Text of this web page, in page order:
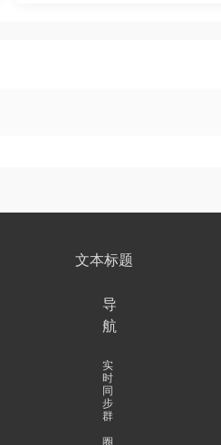
文本标题
导
航
实
时
同
步
群
圈